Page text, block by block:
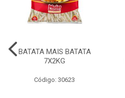
BATATA MAIS BATATA
7X2KG
Código: 30623